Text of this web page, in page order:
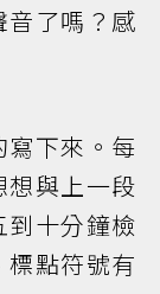
了嗎？感
下來。每
與上一段
十分鐘檢
點符號有